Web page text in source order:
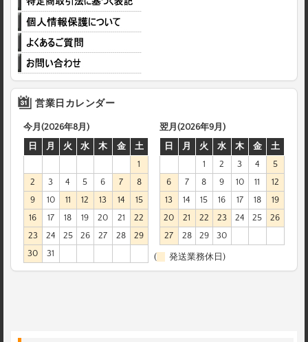
営業日カレンダー
今月(2026年8月)
日
月 火 水 木 金
土
1
2
3 4 5 6 7
8
9
10 11 12 13 14
15
16
17 18 19 20 21
22
23
24 25 26 27 28
29
30
31
翌月(2026年9月)
日
月 火 水 木 金
土
1
2 3 4
5
6
7 8 9 10 11
12
13
14 15 16 17 18
19
20
21 22 23 24 25
26
27
28 29 30
( 発送業務休日)